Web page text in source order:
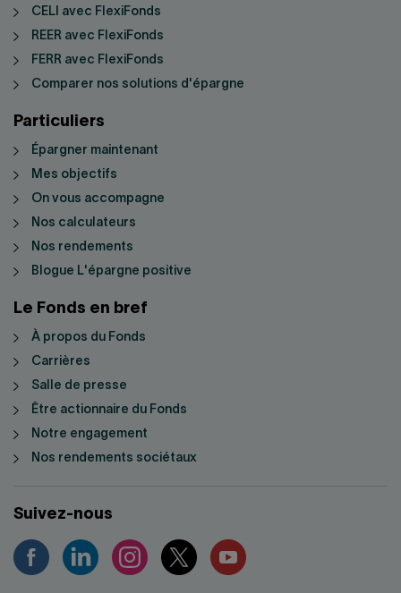
CELI avec FlexiFonds
REER avec FlexiFonds
FERR avec FlexiFonds
Comparer nos solutions d'épargne
Particuliers
Épargner maintenant
Mes objectifs
On vous accompagne
Nos calculateurs
Nos rendements
Blogue L'épargne positive
Le Fonds en bref
À propos du Fonds
Carrières
Salle de presse
Être actionnaire du Fonds
Notre engagement
Nos rendements sociétaux
Suivez-nous